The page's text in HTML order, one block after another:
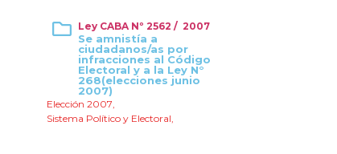
Ley CABA Nº 2562 / 2007
Se amnistía a
ciudadanos/as por
infracciones al Código
Electoral y a la Ley N°
268(elecciones junio
2007)
Elección 2007,
Sistema Político y Electoral,